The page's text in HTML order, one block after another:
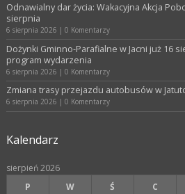
Odnawialny dar życia: Wakacyjna Akcja
sierpnia
6 sierpnia 2026 | 0 Komentarzy
Dożynki Gminno-Parafialne w Jacni już 16
program wydarzenia
6 sierpnia 2026 | 0 Komentarzy
Zmiana trasy przejazdu autobusów w
6 sierpnia 2026 | 0 Komentarzy
Kalendarz
sierpień 2026
P
W Ś C